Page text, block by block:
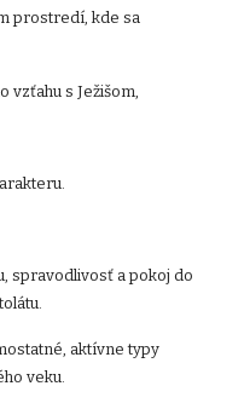
prostredí, kde sa
vzťahu s Ježišom,
spravodlivosť a pokoj do
aktívne typy
veku.